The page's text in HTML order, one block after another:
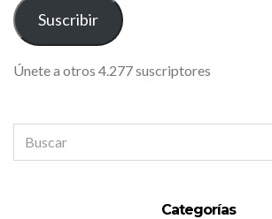
ELECTRÓNICO
Suscribir
Únete a otros 4.277 suscriptores
FOR:
Categorías